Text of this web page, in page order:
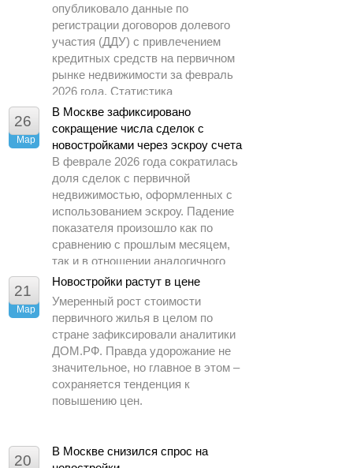
опубликовало данные по
регистрации договоров долевого
участия (ДДУ) с привлечением
кредитных средств на первичном
рынке недвижимости за февраль
2026 года. Статистика
демонстрирует заметное
охлаждение спроса по сравнению
с предыдущими периодами.
26
Мар
В Москве зафиксировано
сокращение числа сделок с
новостройками через эскроу счета
В феврале 2026 года сократилась
доля сделок с первичной
недвижимостью, оформленных с
использованием эскроу. Падение
показателя произошло как по
сравнению с прошлым месяцем,
так и в отношении аналогичного
периода 2025 года.
21
Мар
Новостройки растут в цене
Умеренный рост стоимости
первичного жилья в целом по
стране зафиксировали аналитики
ДОМ.РФ. Правда удорожание не
значительное, но главное в этом –
сохраняется тенденция к
повышению цен.
20
В Москве снизился спрос на